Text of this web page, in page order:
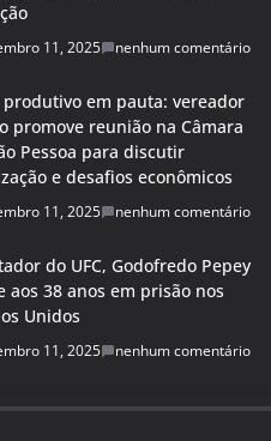
11, 2025 nenhum comentário
produtivo em pauta: vereador
promove reunião na Câmara
Pessoa para discutir
e desafios econômicos
11, 2025 nenhum comentário
do UFC, Godofredo Pepey
aos 38 anos em prisão nos
Unidos
11, 2025 nenhum comentário